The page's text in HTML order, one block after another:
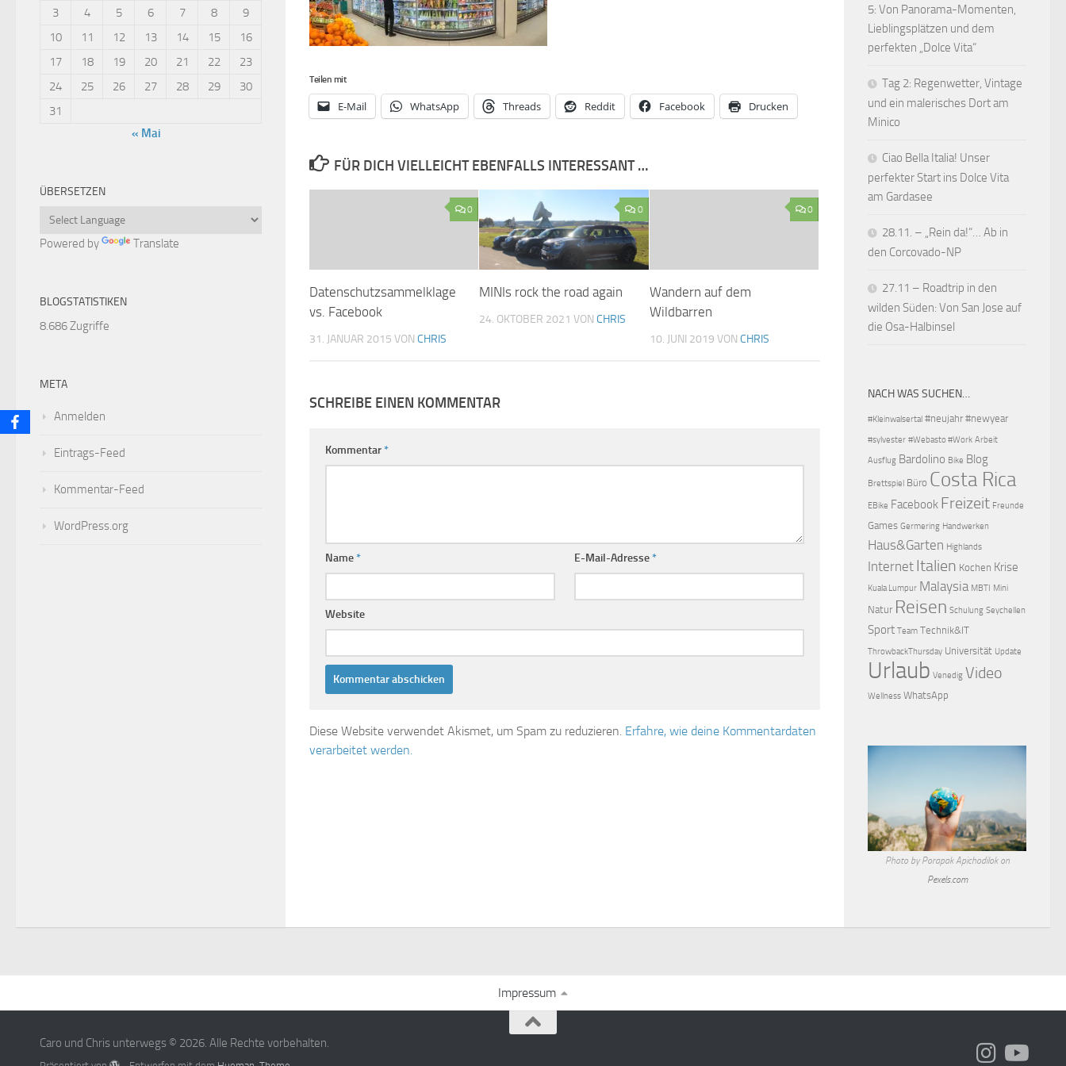
Teilen mit
E-Mail WhatsApp Threads Reddit Facebook Drucken
FÜR DICH VIELLEICHT EBENFALLS INTERESSANT …
0
Datenschutzsammelklage
vs. Facebook
31. JANUAR 2015 VON CHRIS
0
MINIs rock the road again
24. OKTOBER 2021 VONCHRIS
0
Wandern auf dem
Wildbarren
10. JUNI 2019 VON CHRIS
SCHREIBE EINEN KOMMENTAR
Kommentar*
Name* E-Mail-Adresse*
Website
Diese Website verwendet Akismet, um Spam zu reduzieren. Erfahre, wie deine Kommentardaten
verarbeitet werden.
3
4 5 6 7 8
9
10
11 12 13 14 15
16
17
18 19 20 21 22
23
24
25 26 27 28 29
30
31
« Mai
ÜBERSETZEN
Powered by Translate
BLOGSTATISTIKEN
8.686 Zugriffe
META
Anmelden
Eintrags-Feed
Kommentar-Feed
WordPress.org
5: Von Panorama-Momenten,
Lieblingsplätzen und dem
perfekten „Dolce Vita“
Tag 2: Regenwetter, Vintage
und ein malerisches Dort am
Minico
Ciao Bella Italia! Unser
perfekter Start ins Dolce Vita
am Gardasee
28.11. – „Rein da!“… Ab in
den Corcovado-NP
27.11 – Roadtrip in den
wilden Süden: Von San Jose auf
die Osa-Halbinsel
NACH WAS SUCHEN…
#Kleinwalsertal #neujahr #newyear
#sylvester #Webasto #Work Arbeit
Ausflug Bardolino Bike Blog
Brettspiel Büro Costa Rica
EBike Facebook Freizeit Freunde
Games Germering Handwerken
Haus&Garten Highlands
Internet Italien Kochen Krise
Kuala Lumpur Malaysia MBTI Mini
Natur Reisen Schulung Seychellen
Sport Team Technik&IT
ThrowbackThursday Universität Update
Urlaub Venedig Video
Wellness WhatsApp
Photo by Porapak Apichodilok on
Pexels.com
Impressum
Caro und Chris unterwegs © 2026. Alle Rechte vorbehalten.